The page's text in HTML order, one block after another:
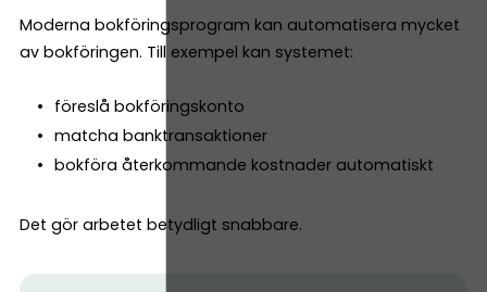
Moderna bokföringsprogram kan automatisera mycket
av bokföringen. Till exempel kan systemet:
föreslå bokföringskonto
matcha banktransaktioner
bokföra återkommande kostnader automatiskt
Det gör arbetet betydligt snabbare.